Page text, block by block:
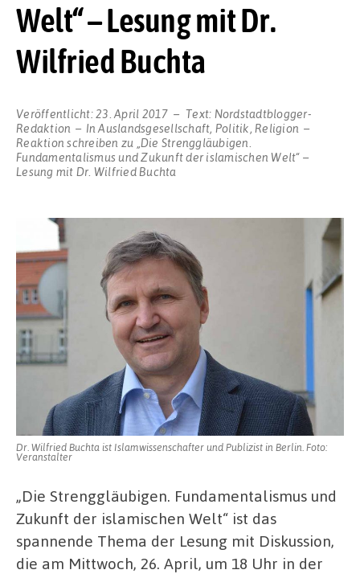
Welt“ – Lesung mit Dr.
Wilfried Buchta
Veröffentlicht:23. April 2017 Text: Nordstadtblogger-
Redaktion
InAuslandsgesellschaft, Politik, Religion
Reaktion schreiben zu „Die Strenggläubigen.
Fundamentalismus und Zukunft der islamischen Welt“ –
Lesung mit Dr. Wilfried Buchta
Dr. Wilfried Buchta ist Islamwissenschafter und Publizist in Berlin. Foto:
Veranstalter
„Die Strenggläubigen. Fundamentalismus und
Zukunft der islamischen Welt“ ist das
spannende Thema der Lesung mit Diskussion,
die am Mittwoch, 26. April, um 18 Uhr in der